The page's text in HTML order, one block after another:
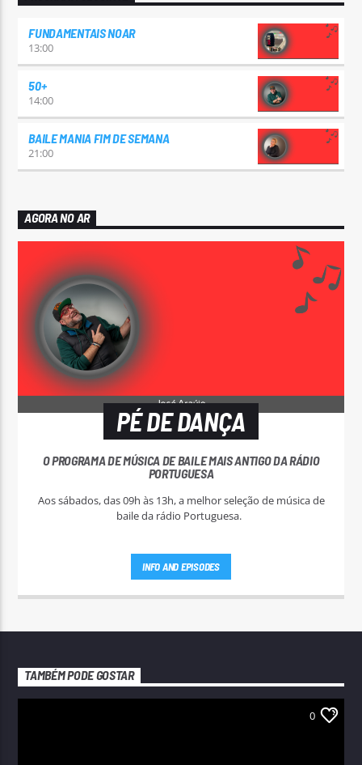
FUNDAMENTAIS NOAR
13:00
50+
14:00
BAILE MANIA FIM DE SEMANA
21:00
AGORA NO AR
PÉ DE DANÇA
O PROGRAMA DE MÚSICA DE BAILE MAIS ANTIGO DA RÁDIO
PORTUGUESA
Aos sábados, das 09h às 13h, a melhor seleção de música de
INFO AND EPISODES
TAMBÉM PODE GOSTAR
0